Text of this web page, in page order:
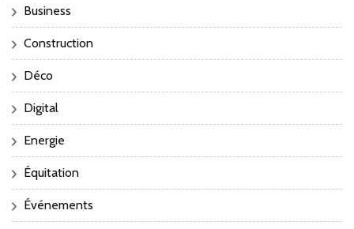
Business
Construction
Déco
Digital
Energie
Équitation
Événements